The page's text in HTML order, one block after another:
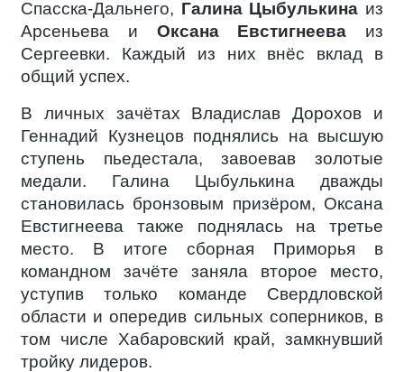
Спасска-Дальнего, Галина Цыбулькина из
Арсеньева и Оксана Евстигнеева из
Сергеевки. Каждый из них внёс вклад в
общий успех.
В личных зачётах Владислав Дорохов и
Геннадий Кузнецов поднялись на высшую
ступень пьедестала, завоевав золотые
медали. Галина Цыбулькина дважды
становилась бронзовым призёром, Оксана
Евстигнеева также поднялась на третье
место. В итоге сборная Приморья в
командном зачёте заняла второе место,
уступив только команде Свердловской
области и опередив сильных соперников, в
том числе Хабаровский край, замкнувший
тройку лидеров.